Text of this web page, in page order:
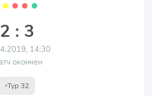
⬤ ⬤ ⬤ ⬤
2 : 3
14:30
окончен
Тур 32